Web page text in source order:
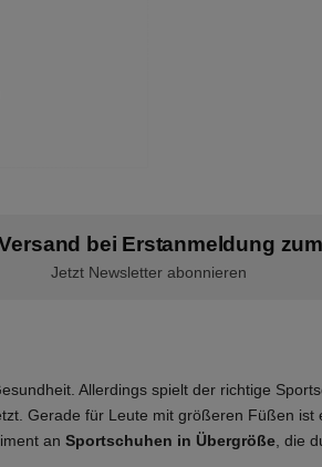
bei Erstanmeldung
Jetzt Newsletter abonnieren
Allerdings spielt der richtige
Gerade für Leute mit größeren Füßen
an Sportschuhen in Übergröße , die